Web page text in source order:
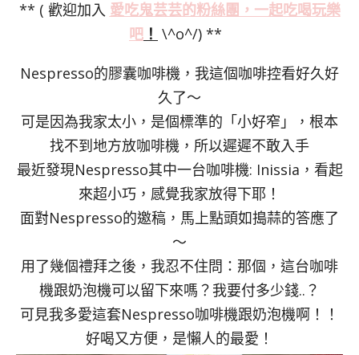
** ( 歡迎加入 愛吃鬼芸芸的粉絲團，一起吃喝玩樂
吧 ！ \^o^/) **
Nespresso的膠囊咖啡機，我這個咖啡控看好久好
久了～
可是因為我家太小，是個標準的「小好窄」，根本
找不到地方放咖啡機，所以遲遲不敢入手
最近發現Nespresso其中一台咖啡機: Inissia，看起
來超小巧，感覺我家放得下耶！
面對Nespresso的邀稿，馬上點頭如搗蒜的答應了
～
用了幾個禮拜之後，我忍不住問：那個，這台咖啡
機跟奶泡機可以留下來嗎？我要付多少錢..？
可見我多愛這套Nespresso咖啡機跟奶泡機啊！！
好喝又方便，是懶人的最愛！